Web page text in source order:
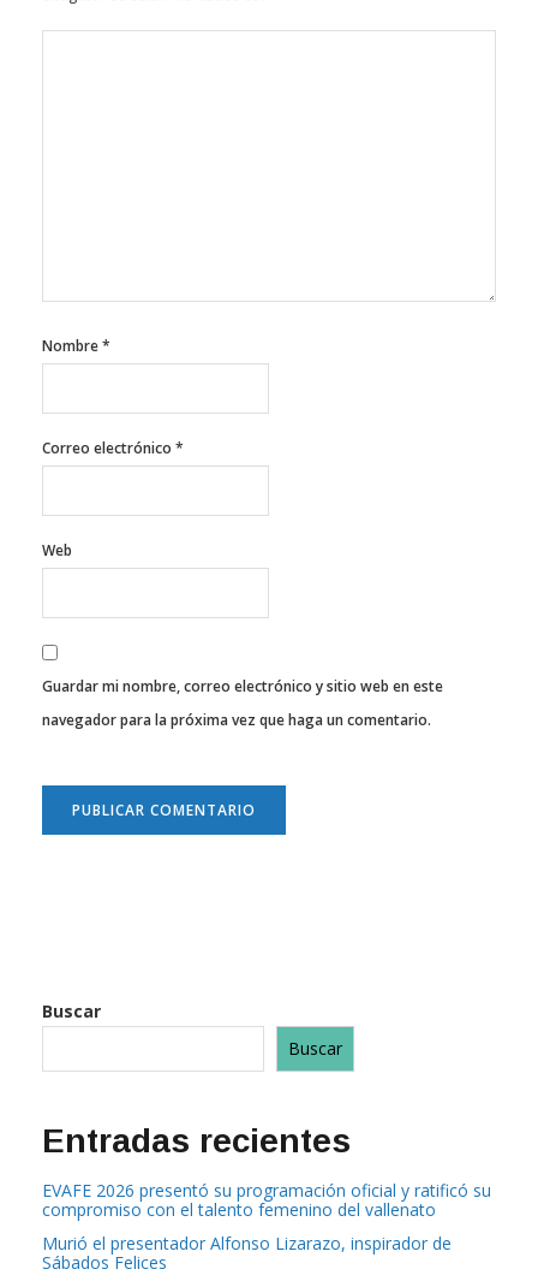
Nombre*
Correo electrónico *
Web
Guardar mi nombre, correo electrónico y sitio web en este
navegador para la próxima vez que haga un comentario.
Buscar
Buscar
Entradas recientes
EVAFE 2026 presentó su programación oficial y ratificó su
compromiso con el talento femenino del vallenato
Murió el presentador Alfonso Lizarazo, inspirador de
Sábados Felices